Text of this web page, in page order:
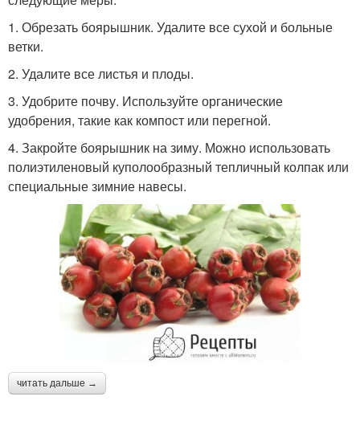
1. Обрезать боярышник. Удалите все сухой и больные
ветки.
2. Удалите все листья и плоды.
3. Удобрите почву. Используйте органические
удобрения, такие как компост или перегной.
4. Закройте боярышник на зиму. Можно использовать
полиэтиленовый куполообразный тепличный колпак или
специальные зимние навесы.
читать дальше →